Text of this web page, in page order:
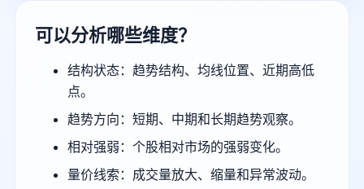
可以分析哪些维度？
结构状态：趋势结构、均线位置、近期高低
点。
趋势方向：短期、中期和长期趋势观察。
相对强弱：个股相对市场的强弱变化。
量价线索：成交量放大、缩量和异常波动。